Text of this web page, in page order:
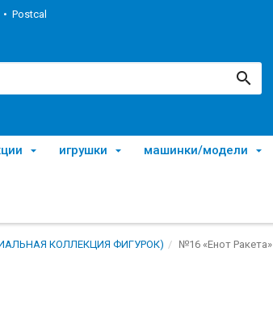
Postcal
игрушки машинки/модели
КОЛЛЕКЦИЯ ФИГУРОК) №16 «Енот Ракета»